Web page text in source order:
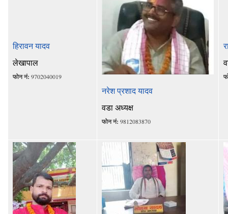
हिरावन यादव
लेखापाल
फोन नं: 9702040019
नरेश प्रशाद यादव
वडा अध्यक्ष
फोन नं: 9812083870